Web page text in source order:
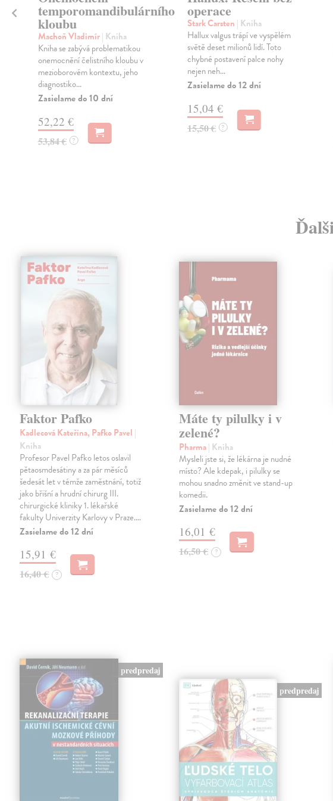
temporomandibulárního
kloubu
Machoň Vladimír| Kniha
Kniha se zabývá problematikou
onemocnění čelistního kloubu v
mezioborovém kontextu, jeho
diagnostiko...
Zasielame do 10 dní
52,22 €
53,84 € ?
operace
Stark Carsten | Kniha
Hallux valgus trápí ve vyspělém
světě deset milionů lidí. Toto
chybné postavení palce nohy
nejen neh...
Zasielame do 12 dní
15,04 €
15,50 € ?
Faktor Pafko
Kadlecová Kateřina, Pafko Pavel |
Kniha
Profesor Pavel Pafko letos oslavil
pětaosmdesátiny a za pár měsíců
šedesát let v témže zaměstnání, totiž
jako břišní a hrudní chirurg III.
chirurgické kliniky 1. lékařské
fakulty Univerzity Karlovy v Praze.…
Zasielame do 12 dní
15,91 €
16,40 € ?
Máte ty pilulky i v
zelené?
Pharma| Kniha
Mysleli jste si, že lékárna je nudné
místo? Ale kdepak, i pilulky se
mohou snadno změnit ve stand-up
komedii.
Zasielame do 12 dní
16,01 €
16,50 € ?
predpredaj
predpredaj